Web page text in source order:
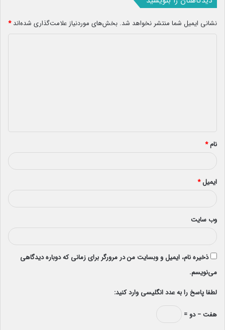
نشانی ایمیل شما منتشر نخواهد شد. بخش‌های موردنیاز علامت‌گذاری شده‌اند*
*
نام*
ایمیل*
وب‌ سایت
ذخیره نام، ایمیل و وبسایت من در مرورگر برای زمانی که دوباره دیدگاهی
می‌نویسم.
لطفا پاسخ را به عدد انگلیسی وارد کنید:
هفت − دو =